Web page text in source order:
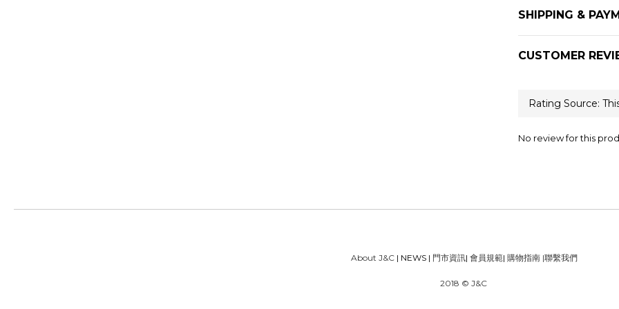
SHIPPING &
CUSTOMER
No review for this
About J&C | NEWS | 門市資訊| 會員規範| 購物指南 |聯繫我們
2018 © J&C